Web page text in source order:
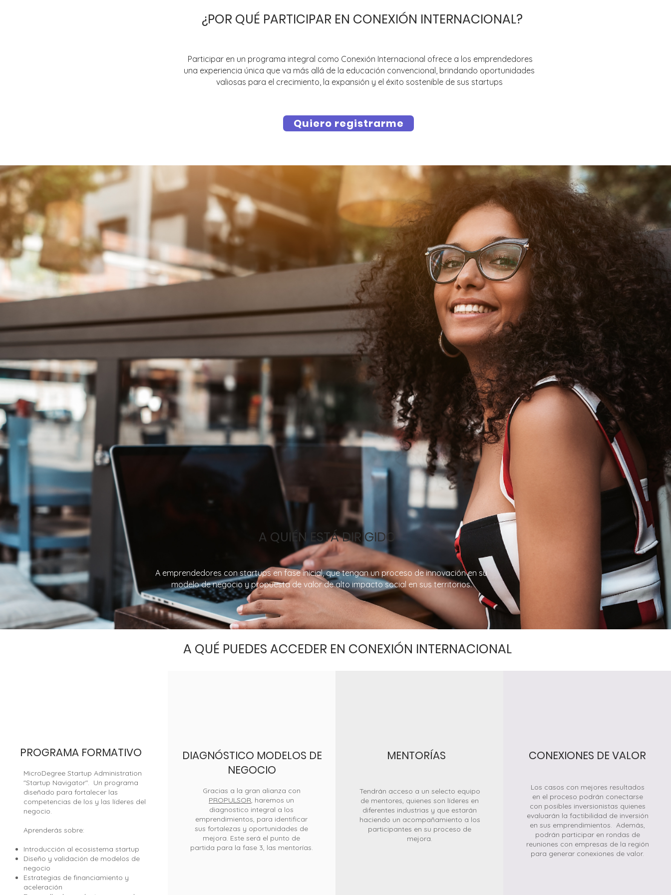
¿POR QUÉ PARTICIPAR EN CONEXIÓN INTERNACIONAL?
Participar en un programa integral como Conexión Internacional ofrece a los emprendedores
una experiencia única que va más allá de la educación convencional, brindando oportunidades
valiosas para el crecimiento, la expansión y el éxito sostenible de sus startups
Quiero registrarme
A QUIÉN ESTÁ DIRIGIDO
A emprendedores con startups en fase inicial, que tengan un proceso de innovación en su
modelo de negocio y propuesta de valor de alto impacto social en sus territorios.
A QUÉ PUEDES ACCEDER EN CONEXIÓN INTERNACIONAL
PROGRAMA FORMATIVO
Branding
MicroDegree Startup Administration
"Startup Navigator". Un programa
diseñado para fortalecer las
competencias de los y las líderes del
negocio.
Aprenderás sobre:
Introducción al ecosistema startup
Diseño y validación de modelos de
negocio
Estrategias de financiamiento y
aceleración
DIAGNÓSTICO MODELOS DE
NEGOCIO
Gracias a la gran alianza con
PROPULSOR, haremos un
diagnostico integral a los
emprendimientos, para identificar
sus fortalezas y oportunidades de
mejora. Este será el punto de
partida para la fase 3, las mentorías.
MENTORÍAS
Tendrán acceso a un selecto equipo
de mentores, quienes son líderes en
diferentes industrias y que estarán
haciendo un acompañamiento a los
participantes en su proceso de
mejora.
CONEXIONES DE VALOR
Los casos con mejores resultados
en el proceso podrán conectarse
con posibles inversionistas quienes
evaluarán la factibilidad de inversión
en sus emprendimientos. Además,
podrán participar en rondas de
reuniones con empresas de la región
para generar conexiones de valor.